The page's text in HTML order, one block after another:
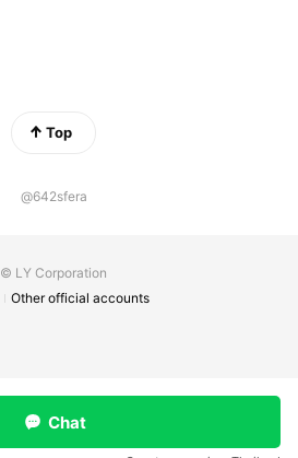
Top
@642sfera
© LY Corporation
Other official accounts
Chat